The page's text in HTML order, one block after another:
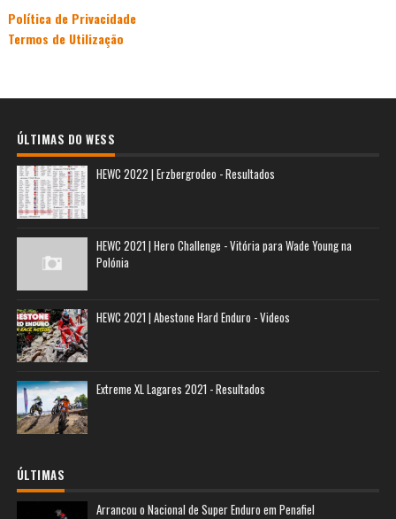
Política de Privacidade
Termos de Utilização
ÚLTIMAS DO WESS
HEWC 2022 | Erzbergrodeo - Resultados
HEWC 2021 | Hero Challenge - Vitória para Wade Young na
Polónia
HEWC 2021 | Abestone Hard Enduro - Videos
Extreme XL Lagares 2021 - Resultados
ÚLTIMAS
Arrancou o Nacional de Super Enduro em Penafiel